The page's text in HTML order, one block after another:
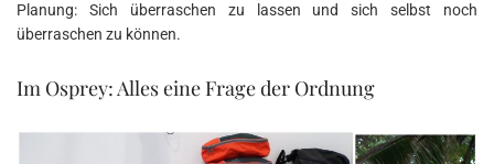
Planung: Sich überraschen zu lassen und sich selbst noch
überraschen zu können.
Im Osprey: Alles eine Frage der Ordnung